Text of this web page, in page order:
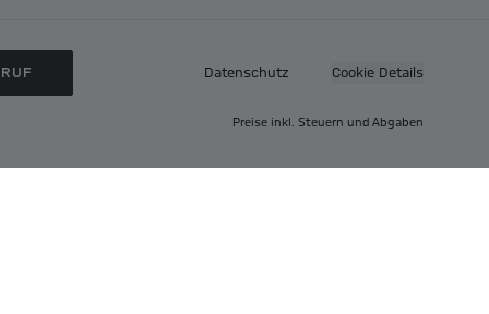
Datenschutz Cookie Details
Preise inkl. Steuern und Abgaben